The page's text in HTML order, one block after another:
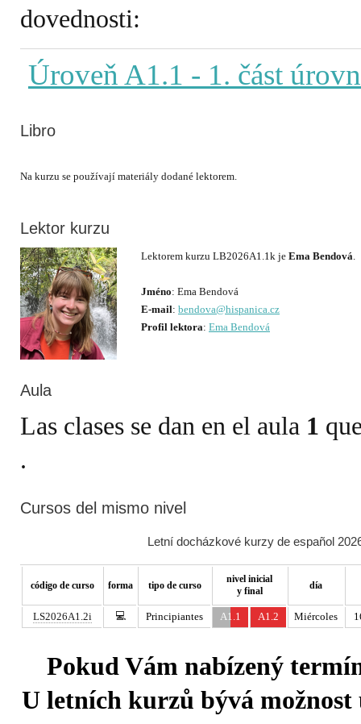
dovednosti:
Úroveň A1.1 - 1. část
Libro
Lektor kurzu
Lektorem kurzu LB2026A1.1k je Ema Bendová
Jméno
E-mail: bendova@hispanica.cz
Profil lektora: Ema Bendová
Aula
Las clases se dan en el aula 1
Cursos del mismo nivel
Letní docházkové kurzy de español
código de curso forma tipo de curso
nivel inicial
y final
día
LS2026A1.2i 💻 Principiantes A1.1 A1.2 Miércoles
Pokud Vám nabízený
U letních kurzů bývá